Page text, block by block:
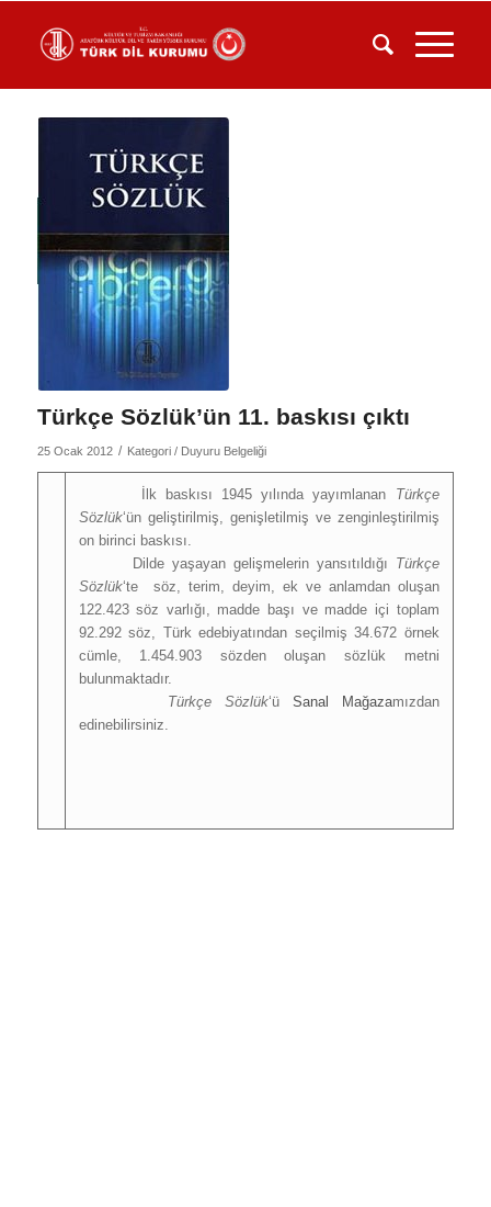
Türkçe Sözlük’ün 11. baskısı çıktı
25 Ocak 2012 / Kategori / Duyuru Belgeliği
İlk baskısı 1945 yılında yayımlanan Türkçe
Sözlük‘ün geliştirilmiş, genişletilmiş ve zenginleştirilmiş
on birinci baskısı.
Dilde yaşayan gelişmelerin yansıtıldığı Türkçe
Sözlük‘te söz, terim, deyim, ek ve anlamdan oluşan
122.423 söz varlığı, madde başı ve madde içi toplam
92.292 söz, Türk edebiyatından seçilmiş 34.672 örnek
cümle, 1.454.903 sözden oluşan sözlük metni
bulunmaktadır.
Türkçe Sözlük‘ü Sanal Mağazamızdan
edinebilirsiniz.